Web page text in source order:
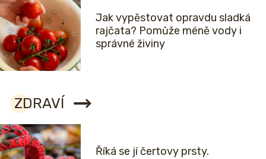
Jak vypěstovat opravdu sladká
rajčata? Pomůže méně vody i
správné živiny
ZDRAVÍ
Říká se jí čertovy prsty.